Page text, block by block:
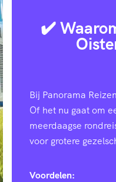
✔️
Bij Panorama
Of het nu gaat om
meerdaagse
voor grotere
Voordelen: